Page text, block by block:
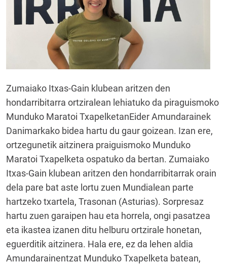
Zumaiako Itxas-Gain klubean aritzen den
hondarribitarra ortziralean lehiatuko da piraguismoko
Munduko Maratoi TxapelketanEider Amundarainek
Danimarkako bidea hartu du gaur goizean. Izan ere,
ortzegunetik aitzinera praiguismoko Munduko
Maratoi Txapelketa ospatuko da bertan. Zumaiako
Itxas-Gain klubean aritzen den hondarribitarrak orain
dela pare bat aste lortu zuen Mundialean parte
hartzeko txartela, Trasonan (Asturias). Sorpresaz
hartu zuen garaipen hau eta horrela, ongi pasatzea
eta ikastea izanen ditu helburu ortzirale honetan,
eguerditik aitzinera. Hala ere, ez da lehen aldia
Amundarainentzat Munduko Txapelketa batean,